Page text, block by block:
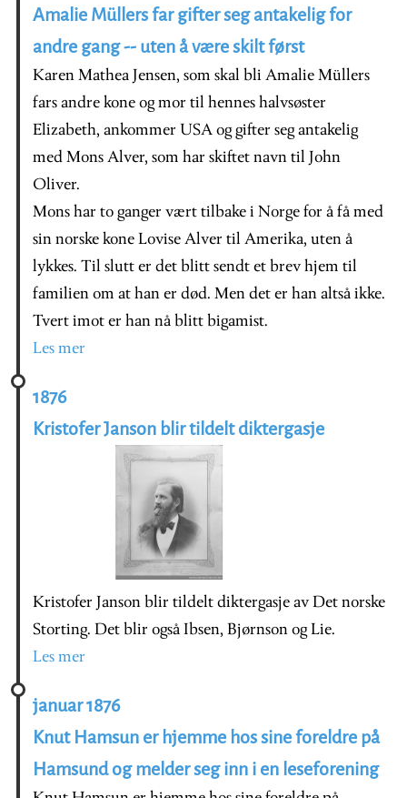
Amalie Müllers far gifter seg antakelig for
andre gang -- uten å være skilt først
Karen Mathea Jensen, som skal bli Amalie Müllers
fars andre kone og mor til hennes halvsøster
Elizabeth, ankommer USA og gifter seg antakelig
med Mons Alver, som har skiftet navn til John
Oliver.
Mons har to ganger vært tilbake i Norge for å få med
sin norske kone Lovise Alver til Amerika, uten å
lykkes. Til slutt er det blitt sendt et brev hjem til
familien om at han er død. Men det er han altså ikke.
Tvert imot er han nå blitt bigamist.
Les mer
1876
Kristofer Janson blir tildelt diktergasje
Kristofer Janson blir tildelt diktergasje av Det norske
Storting. Det blir også Ibsen, Bjørnson og Lie.
Les mer
januar 1876
Knut Hamsun er hjemme hos sine foreldre på
Hamsund og melder seg inn i en leseforening